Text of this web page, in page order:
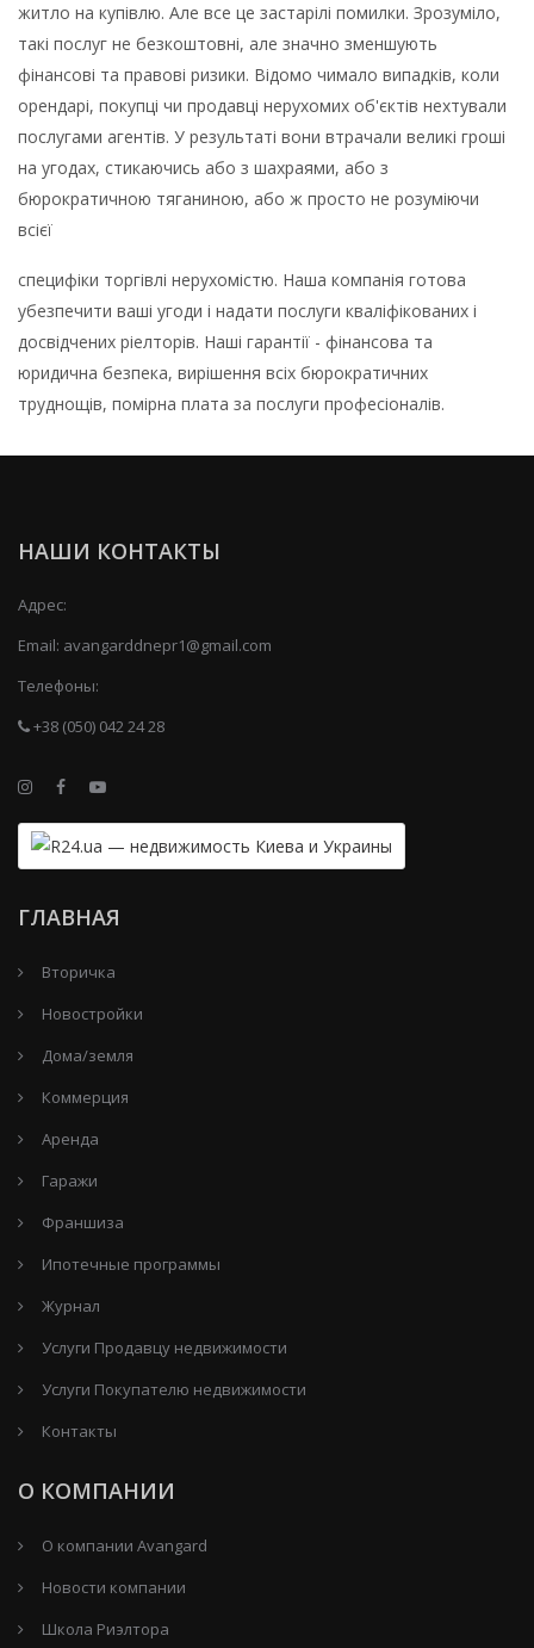
житло на купівлю. Але все це застарілі помилки. Зрозуміло,
такі послуг не безкоштовні, але значно зменшують
фінансові та правові ризики. Відомо чимало випадків, коли
орендарі, покупці чи продавці нерухомих об'єктів нехтували
послугами агентів. У результаті вони втрачали великі гроші
на угодах, стикаючись або з шахраями, або з
бюрократичною тяганиною, або ж просто не розуміючи
всієї
специфіки торгівлі нерухомістю. Наша компанія готова
убезпечити ваші угоди і надати послуги кваліфікованих і
досвідчених ріелторів. Наші гарантії - фінансова та
юридична безпека, вирішення всіх бюрократичних
труднощів, помірна плата за послуги професіоналів.
НАШИ КОНТАКТЫ
Адрес:
Email: avangarddnepr1@gmail.com
Телефоны:
+38 (050) 042 24 28
ГЛАВНАЯ
Вторичка
Новостройки
Дома/земля
Коммерция
Аренда
Гаражи
Франшиза
Ипотечные программы
Журнал
Услуги Продавцу недвижимости
Услуги Покупателю недвижимости
Контакты
О КОМПАНИИ
О компании Avangard
Новости компании
Школа Риэлтора